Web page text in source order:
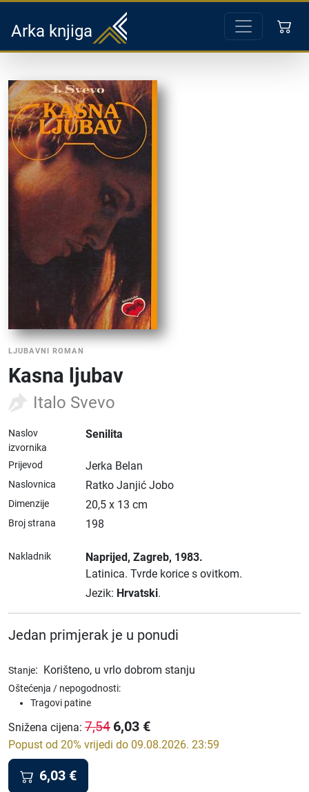
Arka knjiga
LJUBAVNI ROMAN
Kasna ljubav
Italo Svevo
Naslov
izvornika
Senilita
Prijevod Jerka Belan
Naslovnica Ratko Janjić Jobo
Dimenzije 20,5 x 13 cm
Broj strana 198
Nakladnik Naprijed, Zagreb, 1983.
Latinica. Tvrde korice s ovitkom.
Jezik: Hrvatski.
Jedan primjerak je u ponudi
Stanje: Korišteno, u vrlo dobrom stanju
Oštećenja / nepogodnosti:
Tragovi patine
Snižena cijena: 7,54 6,03 €
Popust od 20% vrijedi do 09.08.2026. 23:59
6,03 €